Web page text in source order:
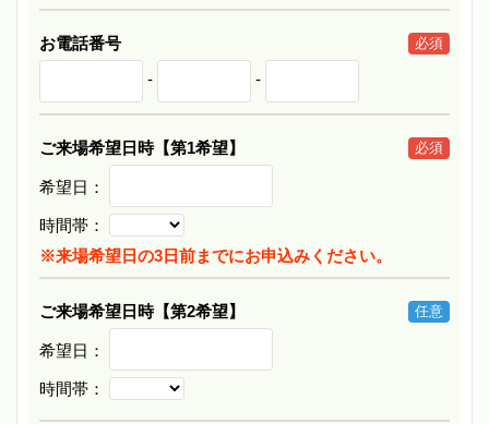
お電話番号 必須
- -
ご来場希望日時【第1希望】 必須
希望日：
時間帯：
※来場希望日の3日前までにお申込みください。
ご来場希望日時【第2希望】 任意
希望日：
時間帯：